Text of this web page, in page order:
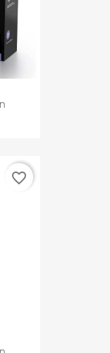
favorite_border